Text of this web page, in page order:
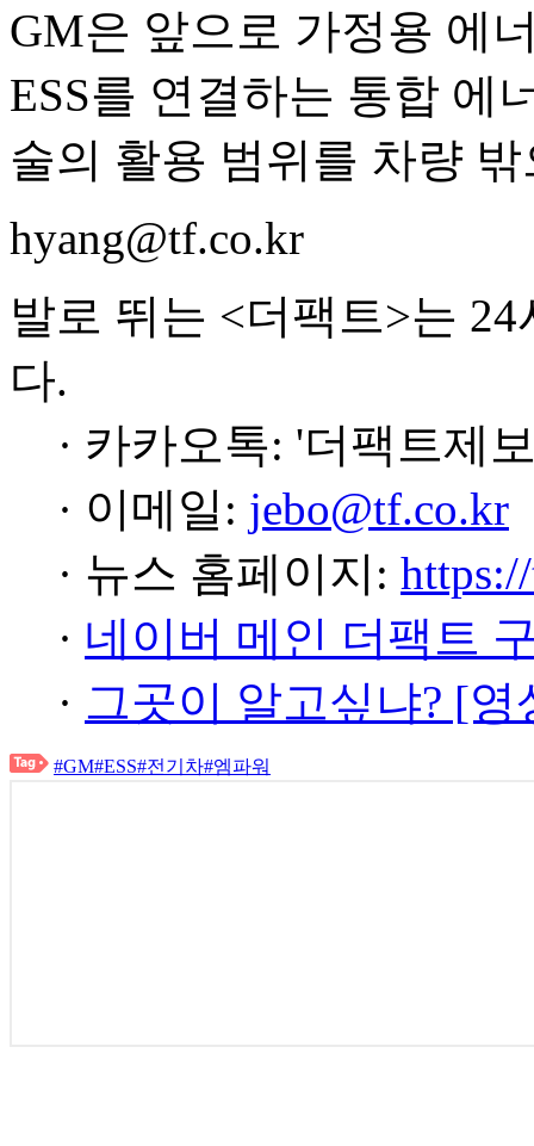
GM은 앞으로 가정용 에
ESS를 연결하는 통합 에
술의 활용 범위를 차량
hyang@tf.co.kr
발로 뛰는 <더팩트>는
다.
· 카카오톡: '더팩트제
· 이메일: jebo@tf.co.kr
· 뉴스 홈페이지:
· 네이버 메인 더팩트
· 그곳이 알고싶냐? [
#GM#ESS#전기차#엠파워